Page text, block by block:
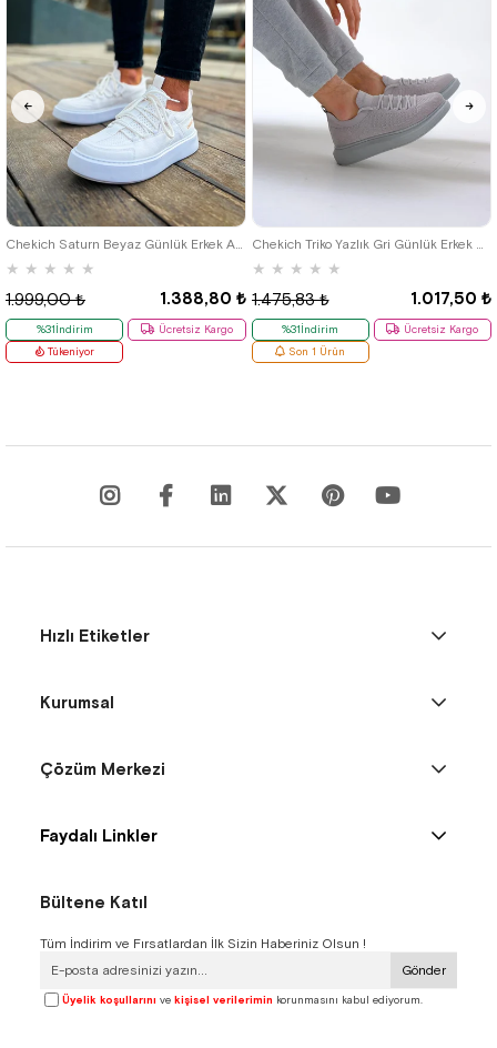
★ ★ ★ ★ ★
1.388,80 ₺
1.999,00 ₺
%31İndirim
Ücretsiz Kargo
Tükeniyor
40 42
★ ★ ★ ★ ★
1.017,50 ₺
1.475,83 ₺
%31İndirim
Ücretsiz Kargo
Son 1 Ürün
Hızlı Etiketler
Kurumsal
Çözüm Merkezi
Faydalı Linkler
Bültene Katıl
Tüm İndirim ve Fırsatlardan İlk Sizin Haberiniz Olsun !
Gönder
Üyelik koşullarını ve kişisel verilerimin korunmasını kabul ediyorum.